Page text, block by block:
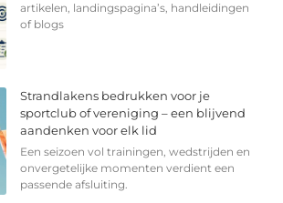
artikelen, landingspagina’s, handleidingen
of blogs
Strandlakens bedrukken voor je
sportclub of vereniging – een blijvend
aandenken voor elk lid
Een seizoen vol trainingen, wedstrijden en
onvergetelijke momenten verdient een
passende afsluiting.